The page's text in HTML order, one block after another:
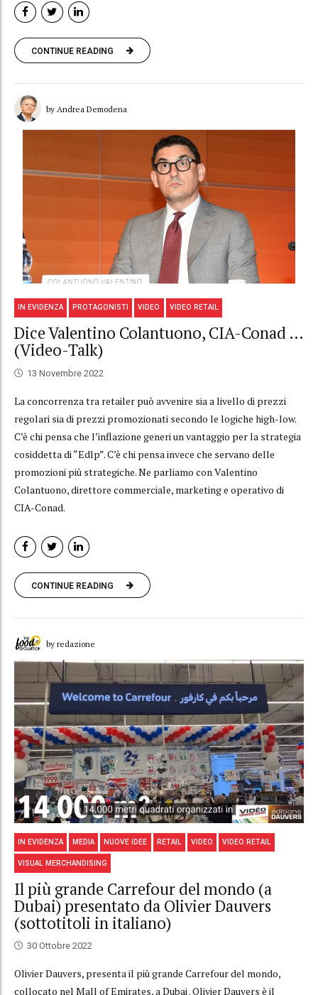
CONTINUE READING
by Andrea Demodena
IN EVIDENZA PROTAGONISTI VIDEO VIDEO RETAIL
Dice Valentino Colantuono, CIA-Conad …
(Video-Talk)
13 Novembre 2022
La concorrenza tra retailer può avvenire sia a livello di prezzi
regolari sia di prezzi promozionati secondo le logiche high-low.
C’è chi pensa che l’inflazione generi un vantaggio per la strategia
cosiddetta di “Edlp”. C’è chi pensa invece che servano delle
promozioni più strategiche. Ne parliamo con Valentino
Colantuono, direttore commerciale, marketing e operativo di
CIA-Conad.
CONTINUE READING
by redazione
IN EVIDENZA MEDIA NUOVE IDEE RETAIL VIDEO VIDEO RETAIL
VISUAL MERCHANDISING
Il più grande Carrefour del mondo (a
Dubai) presentato da Olivier Dauvers
(sottotitoli in italiano)
30 Ottobre 2022
Olivier Dauvers, presenta il più grande Carrefour del mondo,
collocato nel Mall of Emirates, a Dubai . Olivier Dauvers è il